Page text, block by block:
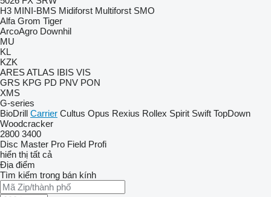
H3 MINI-BMS Midiforst Multiforst SMO
Alfa Grom Tiger
ArcoAgro Downhil
MU
KL
KZK
ARESATLAS IBIS VIS
GRS KPG PD PNV PON
XMS
G-series
BioDrill Carrier Cultus Opus Rexius Rollex Spirit Swift TopDown
Woodcracker
2800 3400
Disc Master Pro Field Profi
hiển thị tất cả
Địa điểm
Tìm kiếm trong bán kính